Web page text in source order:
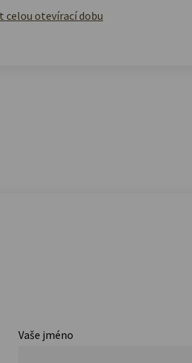
celou otevírací dobu
Vaše jméno